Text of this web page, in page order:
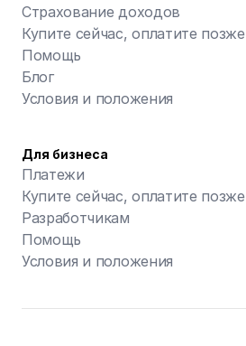
Страхование доходов
Купите сейчас, оплатите позже
Помощь
Блог
Условия и положения
Для бизнеса
Платежи
Купите сейчас, оплатите позже
Разработчикам
Помощь
Условия и положения